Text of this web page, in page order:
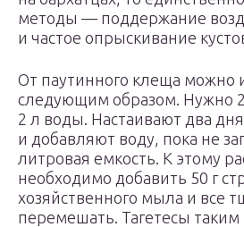
методы — поддержание
и частое опрыскивание
От паутинного клеща можно
следующим образом. Нужно
2 л воды. Настаивают два
и добавляют воду, пока не
литровая емкость. К этому
необходимо добавить 50 г
хозяйственного мыла и все
перемешать. Тагетесы таким